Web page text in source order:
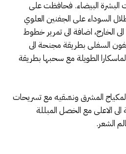
البشرة البيضاء. فحافظت على
السوداء على الجفنين العلوي
الخارج، اضافة الى تمرير خطوط
السفلى بطريقة مجنحة الى
الطويلة مع سحبها بطريقة
المشرق ونسّقيه مع تسريحات
الاعلى مع الخصل المبللة
الشعر.